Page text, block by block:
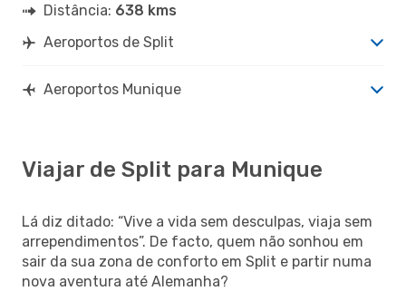
Distância: 638 kms
Aeroportos de Split
Aeroportos Munique
Viajar de Split para Munique
Lá diz ditado: “Vive a vida sem desculpas, viaja sem
arrependimentos”. De facto, quem não sonhou em
sair da sua zona de conforto em Split e partir numa
nova aventura até Alemanha?